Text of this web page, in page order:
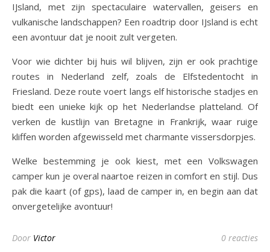
IJsland, met zijn spectaculaire watervallen, geisers en
vulkanische landschappen? Een roadtrip door IJsland is echt
een avontuur dat je nooit zult vergeten.
Voor wie dichter bij huis wil blijven, zijn er ook prachtige
routes in Nederland zelf, zoals de Elfstedentocht in
Friesland. Deze route voert langs elf historische stadjes en
biedt een unieke kijk op het Nederlandse platteland. Of
verken de kustlijn van Bretagne in Frankrijk, waar ruige
kliffen worden afgewisseld met charmante vissersdorpjes.
Welke bestemming je ook kiest, met een Volkswagen
camper kun je overal naartoe reizen in comfort en stijl. Dus
pak die kaart (of gps), laad de camper in, en begin aan dat
onvergetelijke avontuur!
Door Victor 0 reacties